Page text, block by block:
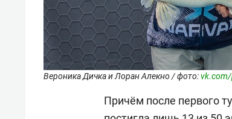
Вероника Дичка и Лоран Алекно / фото:
Причём после первого